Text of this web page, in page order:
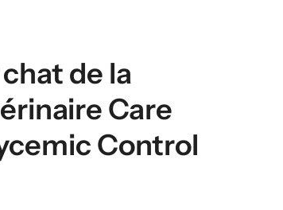
de la
Care
Control